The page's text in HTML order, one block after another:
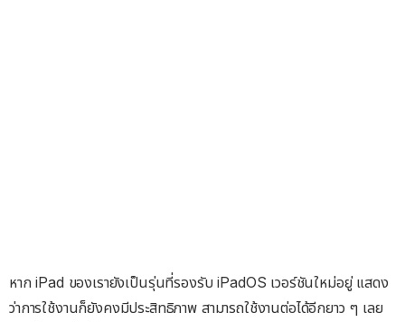
หาก iPad ของเรายังเป็นรุ่นที่รองรับ iPadOS เวอร์ชันใหม่อยู่ แสดง
ว่าการใช้งานก็ยังคงมีประสิทธิภาพ สามารถใช้งานต่อได้อีกยาว ๆ เลย